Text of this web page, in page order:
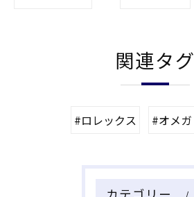
関連タグ
#ロレックス #オメガ